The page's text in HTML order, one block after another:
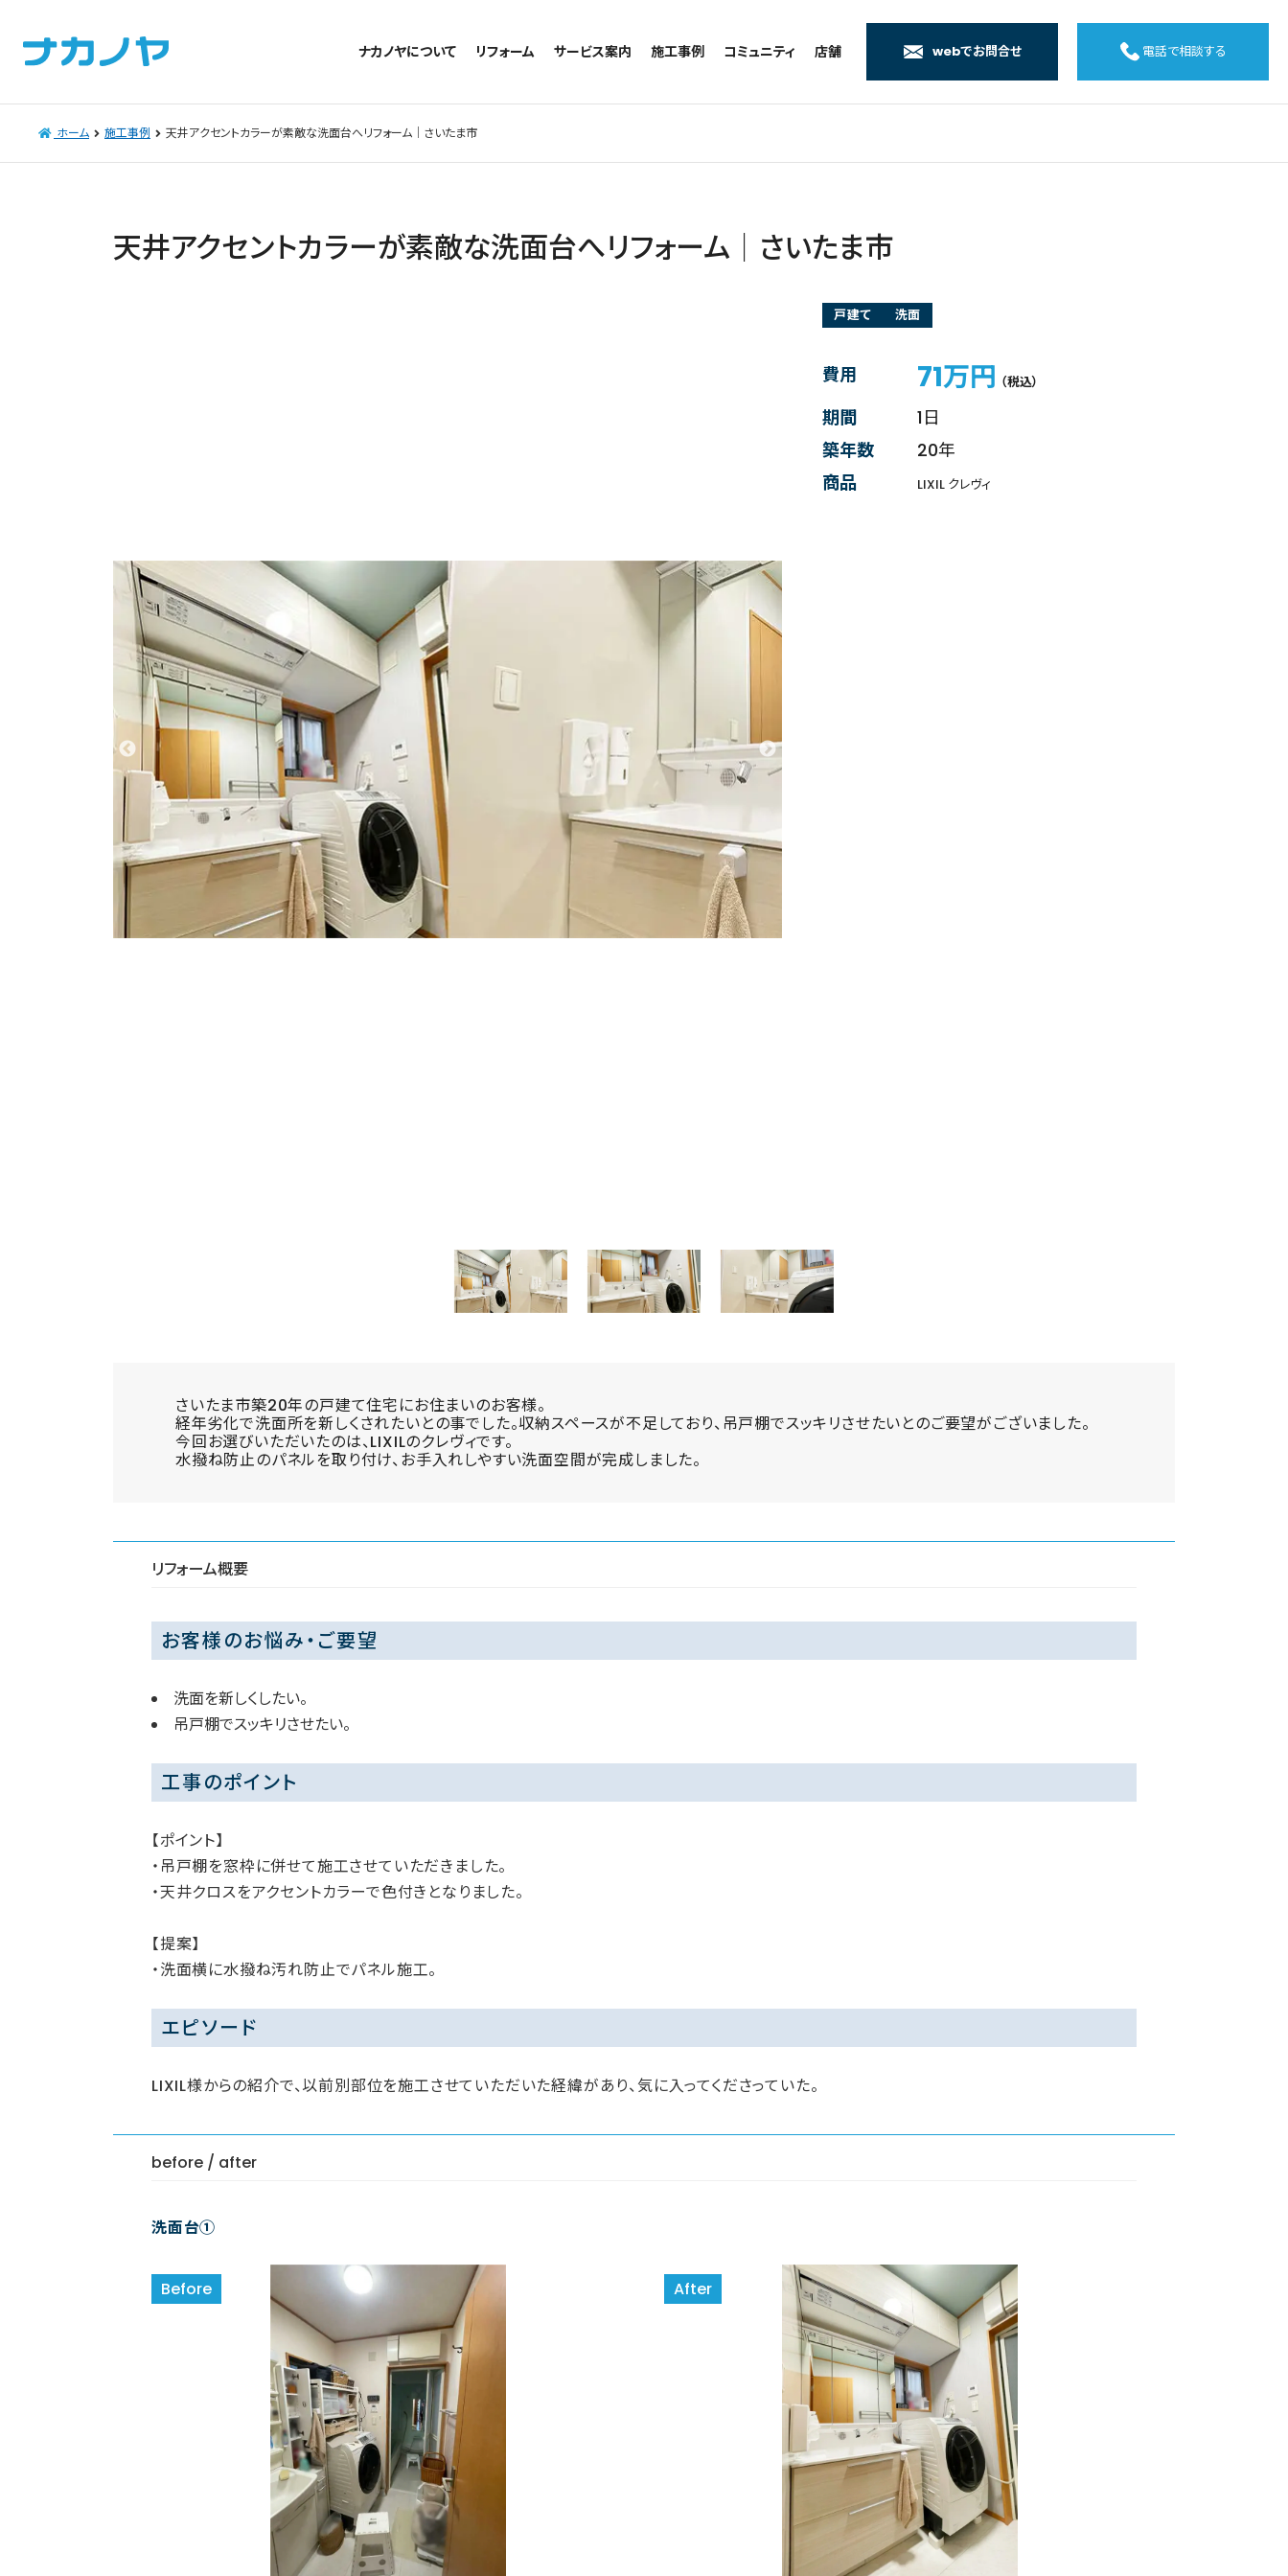
ナカノヤについて リフォーム
お風呂のリフォーム
洗面台のリフォーム
内装のリフォーム
水回りのリフォーム
サービス案内
相談室・よくある質問
施工事例
トイレの施工事例
キッチンの施工事例
コミュニティ
アルブル通信
ブログ
協力会社様専用
店舗
墨田店
日本橋店
webでお問合せ 電話で相談する
ホーム 施工事例 天井アクセントカラーが素敵な洗面台へリフォーム｜さいたま市
天井アクセントカラーが素敵な洗面台へリフォーム｜さいたま市
戸建て 洗面
費用 71万円 （税込）
期間
1日
築年数
20年
商品
LIXIL クレヴィ
さいたま市築20年の戸建て住宅にお住まいのお客様。
経年劣化で洗面所を新しくされたいとの事でした。収納スペースが不足しており、吊戸棚でスッキリさせたいとのご要望がございました。
今回お選びいただいたのは、LIXILのクレヴィです。
水撥ね防止のパネルを取り付け、お手入れしやすい洗面空間が完成しました。
リフォーム概要
お客様のお悩み・ご要望
洗面を新しくしたい。
吊戸棚でスッキリさせたい。
工事のポイント
【ポイント】
・吊戸棚を窓枠に併せて施工させていただきました。
・天井クロスをアクセントカラーで色付きとなりました。
【提案】
・洗面横に水撥ね汚れ防止でパネル施工。
エピソード
LIXIL様からの紹介で、以前別部位を施工させていただいた経緯があり、気に入ってくださっていた。
before / after
洗面台①